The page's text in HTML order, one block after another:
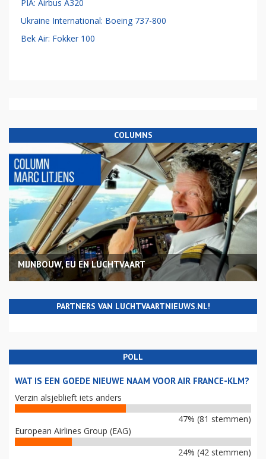
PIA: Airbus A320
Ukraine International: Boeing 737-800
Bek Air: Fokker 100
COLUMNS
MIJNBOUW, EU EN LUCHTVAART
PARTNERS VAN LUCHTVAARTNIEUWS.NL!
POLL
WAT IS EEN GOEDE NIEUWE NAAM VOOR AIR FRANCE-KLM?
Verzin alsjeblieft iets anders
47% (81 stemmen)
European Airlines Group (EAG)
24% (42 stemmen)